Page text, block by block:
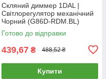
Скляний диммер 1DAL |
Світлорегулятор механічний
Чорний (G86D-RDM.BL)
Готово до відправки
439,67 ₴ 488,52 ₴
Купити